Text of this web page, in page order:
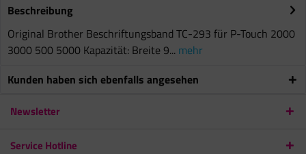
Beschreibung
Original Brother Beschriftungsband TC-293 für P-Touch 2000
3000 500 5000 Kapazität: Breite 9... mehr
Kunden haben sich ebenfalls angesehen
Newsletter
Service Hotline